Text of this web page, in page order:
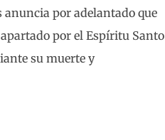
anuncia por adelantado que
por el Espíritu Santo
su muerte y